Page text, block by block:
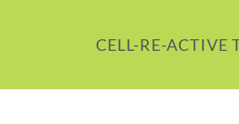
CELL-RE-ACTIVE